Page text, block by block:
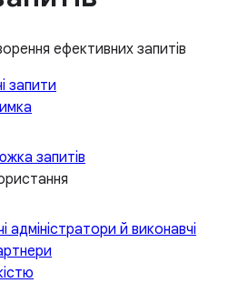
ефективних запитів
запити
запитів
адміністратори й виконавчі